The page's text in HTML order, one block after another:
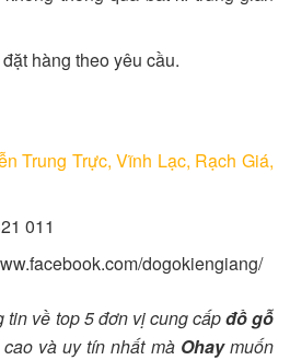
hàng theo yêu cầu.
Trung Trực, Vĩnh Lạc, Rạch Giá,
011
dogokiengiang/
tin về top 5 đơn vị cung cấpđồ gỗ
và uy tín nhất mà Ohaymuốn